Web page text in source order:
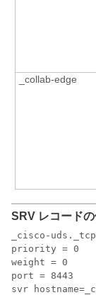
_collab-edge
SRV レコードの
_cisco-
priority = 0
weight = 0
port = 8443
svr